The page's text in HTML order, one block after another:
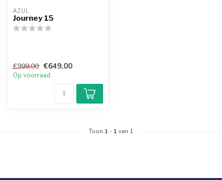
AZUL
Journey 15
€999,00 €649,00
Op voorraad
Toon 1 - 1van 1